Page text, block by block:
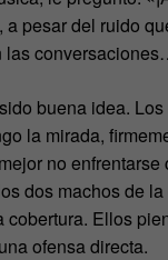
a pesar del ruido
las
buena idea.
la mirada,
no
dos machos de
cobertura. Ellos
ofensa directa.